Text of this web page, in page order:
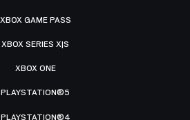
XBOX GAME PASS
XBOX SERIES X|S
XBOX ONE
PLAYSTATION®5
PLAYSTATION®4